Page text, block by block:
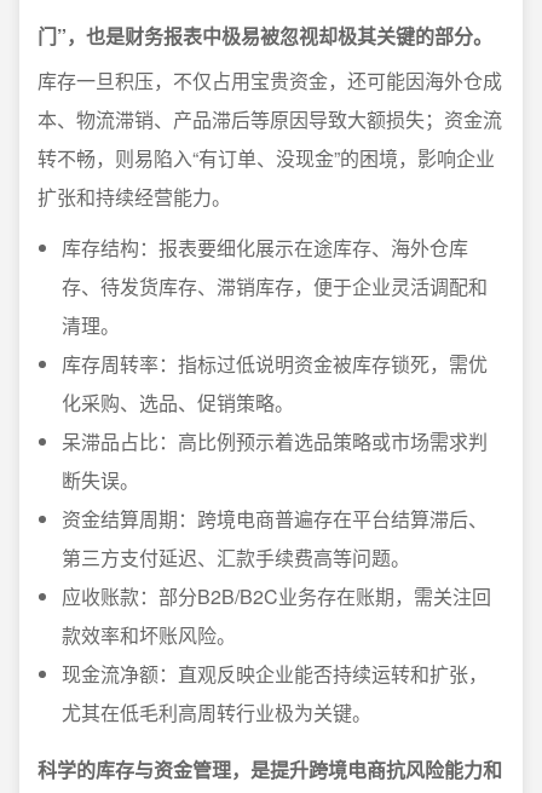
门”，也是财务报表中极易被忽视却极其关键的部分。
库存一旦积压，不仅占用宝贵资金，还可能因海外仓成
本、物流滞销、产品滞后等原因导致大额损失；资金流
转不畅，则易陷入“有订单、没现金”的困境，影响企业
扩张和持续经营能力。
库存结构：报表要细化展示在途库存、海外仓库
存、待发货库存、滞销库存，便于企业灵活调配和
清理。
库存周转率：指标过低说明资金被库存锁死，需优
化采购、选品、促销策略。
呆滞品占比：高比例预示着选品策略或市场需求判
断失误。
资金结算周期：跨境电商普遍存在平台结算滞后、
第三方支付延迟、汇款手续费高等问题。
应收账款：部分B2B/B2C业务存在账期，需关注回
款效率和坏账风险。
现金流净额：直观反映企业能否持续运转和扩张，
尤其在低毛利高周转行业极为关键。
科学的库存与资金管理，是提升跨境电商抗风险能力和